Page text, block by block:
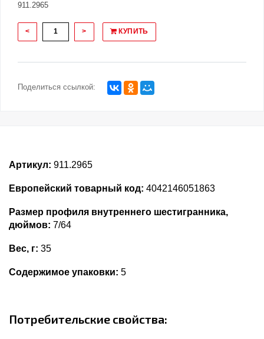
911.2965
< > КУПИТЬ
Поделиться ссылкой:
Артикул: 911.2965
Европейский товарный код: 4042146051863
Размер профиля внутреннего шестигранника,
дюймов: 7/64
Вес, г: 35
Содержимое упаковки: 5
Потребительские свойства: